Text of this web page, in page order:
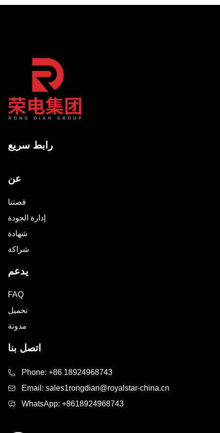
رابط سريع
عن
قصتنا
إدارة الجودة
شهادة
شراكة
يدعم
FAQ
تحميل
مدونة
اتصل بنا
Phone: +86 18924968743
Email: sales1rongdian@royalstar-china.cn
WhatsApp: +8618924968743